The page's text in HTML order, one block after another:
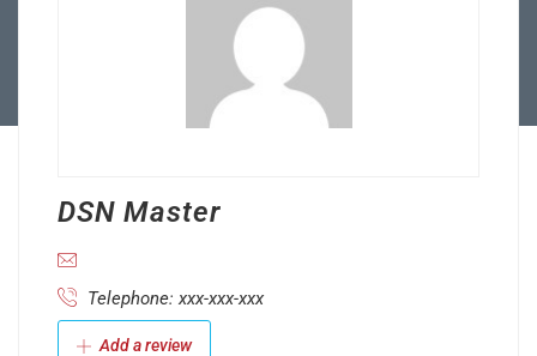
DSN Master
Telephone: xxx-xxx-xxx
Add a review